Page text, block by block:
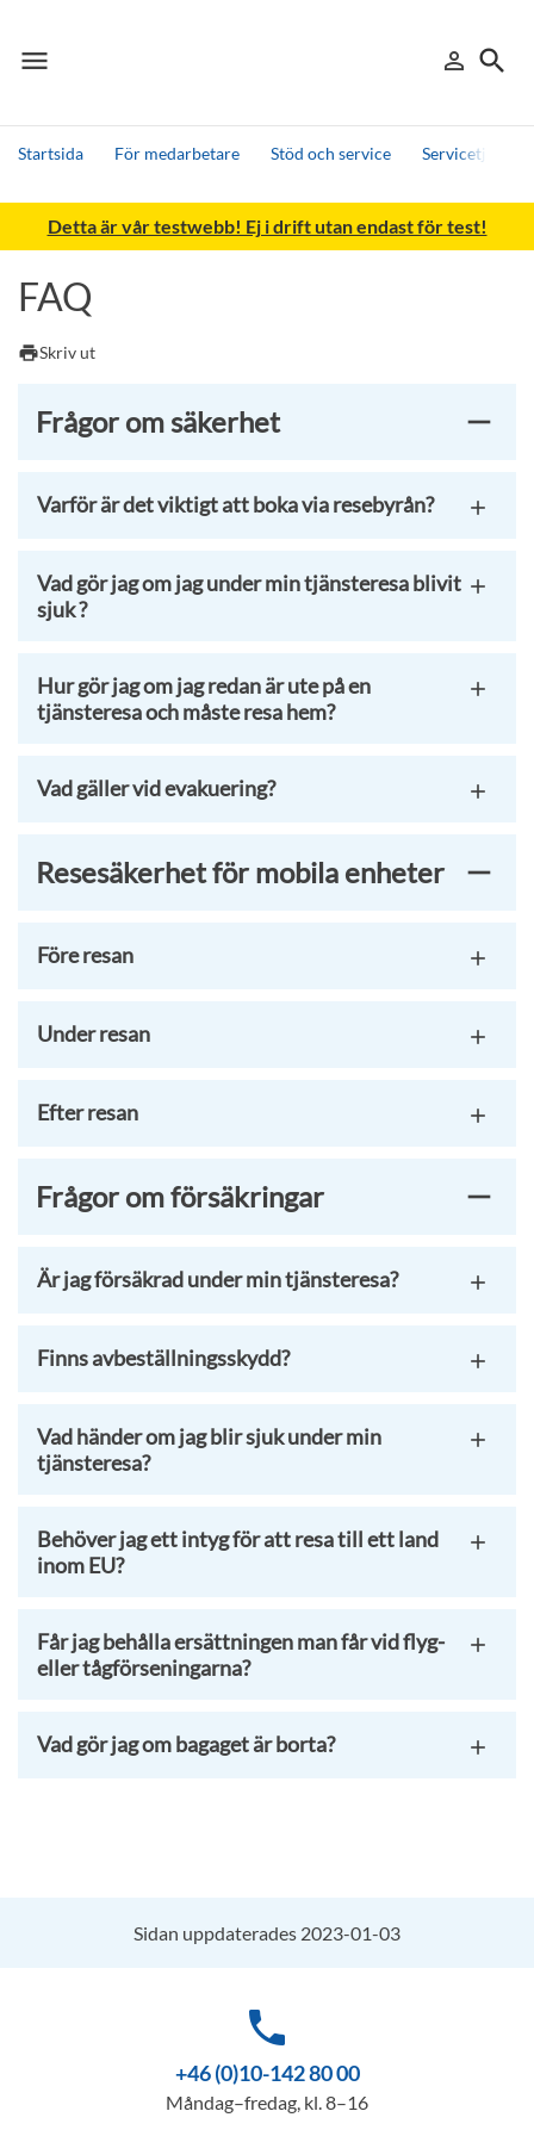
menu
Meny person_outline
Logga in
search
Sök
Startsida För medarbetare Stöd och service Servicetjänster
Sök
Andra söktjänster
Detta är vår testwebb! Ej i drift utan endast för test!
FAQ
printSkriv ut
Frågor om säkerhet
Varför är det viktigt att boka via resebyrån?
Vad gör jag om jag under min tjänsteresa blivit
sjuk ?
Hur gör jag om jag redan är ute på en
tjänsteresa och måste resa hem?
Vad gäller vid evakuering?
Resesäkerhet för mobila enheter
Före resan
Under resan
Efter resan
Frågor om försäkringar
Är jag försäkrad under min tjänsteresa?
Finns avbeställningsskydd?
Vad händer om jag blir sjuk under min
tjänsteresa?
Behöver jag ett intyg för att resa till ett land
inom EU?
Får jag behålla ersättningen man får vid flyg-
eller tågförseningarna?
Vad gör jag om bagaget är borta?
Sidan uppdaterades 2023-01-03
phone
+46 (0)10-142 80 00
Måndag–fredag, kl. 8–16